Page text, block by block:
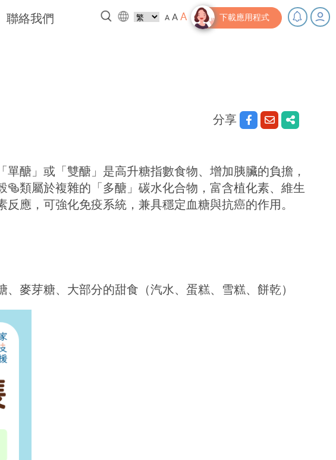
小貼士‧「家」資源
聯絡我們 A AA 下載應用程式
分享
醣」或「雙醣」是高升糖指數食物、增加胰臟的負擔，
類屬於複雜的「多醣」碳水化合物，富含植化素、維生
應，可強化免疫系統，兼具穩定血糖與抗癌的作用。
麥芽糖、大部分的甜食（汽水、蛋糕、雪糕、餅乾）